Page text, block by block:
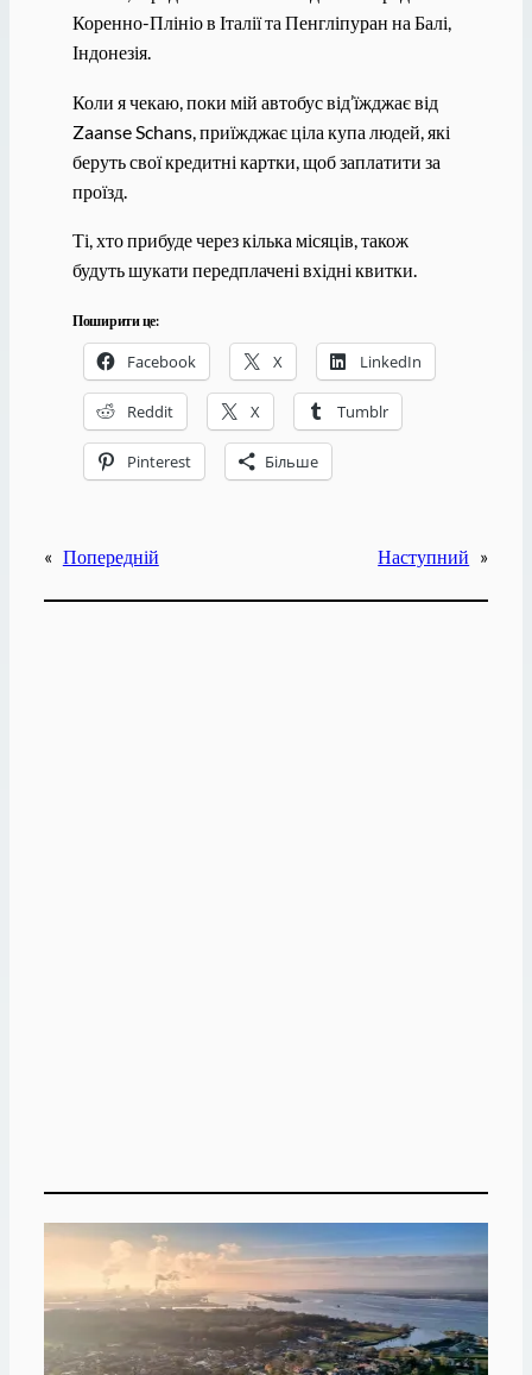
Коренно-Плініо в Італії та Пенгліпуран на Балі,
Індонезія.
Коли я чекаю, поки мій автобус від’їжджає від
Zaanse Schans, приїжджає ціла купа людей, які
беруть свої кредитні картки, щоб заплатити за
проїзд.
Ті, хто прибуде через кілька місяців, також
будуть шукати передплачені вхідні квитки.
Поширити це:
Facebook X LinkedIn
Reddit X Tumblr
Pinterest Більше
« Попередній Наступний »